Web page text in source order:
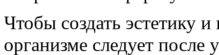
Чтобы создать эстетику
организме следует после